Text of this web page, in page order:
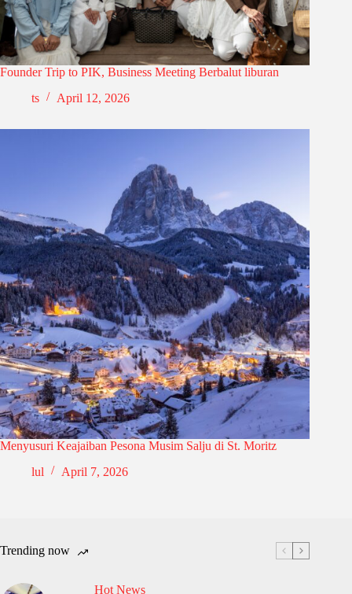
Founder Trip to PIK, Business Meeting Berbalut liburan
ts
April 12, 2026
Menyusuri Keajaiban Pesona Musim Salju di St. Moritz
lul
April 7, 2026
Trending now
Hot News